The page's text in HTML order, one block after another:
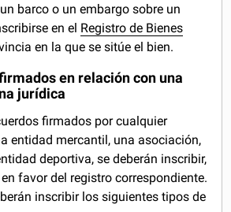
barco o un embargo sobre un
en el Registro de Bienes
en la que se sitúe el bien.
en relación con una
jurídica
firmados por cualquier
entidad mercantil, una asociación,
deportiva, se deberán inscribir,
favor del registro correspondiente.
inscribir los siguientes tipos de